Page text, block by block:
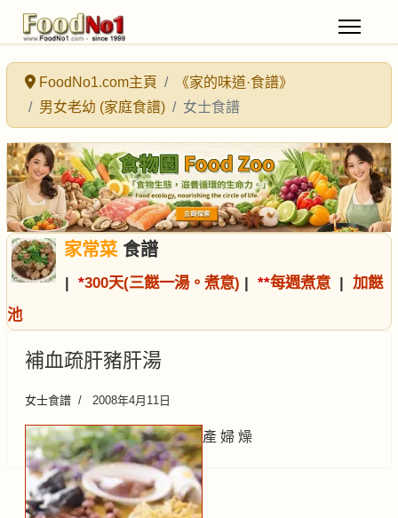
FoodNo1.com主頁
《家的味道·食譜》
男女老幼 (家庭食譜)
女士食譜
家常菜食譜
| *300天(三餸一湯。煮意) | **每週煮意 | 加餸
池
補血疏肝豬肝湯
女士食譜 2008年4月11日
產 婦 燥